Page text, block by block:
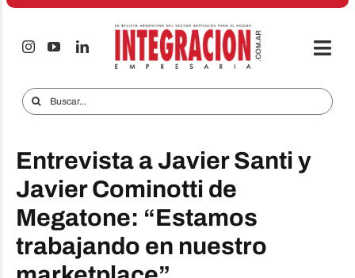
Saltar
Audio & TV
iTECNO
Celulares
Informes Especiales
Buscar:
Entrevista a Javier Santi y
Javier Cominotti de
Megatone: “Estamos
trabajando en nuestro